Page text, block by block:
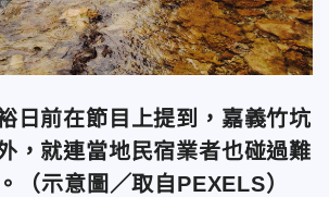
日前在節目上提到，嘉義竹坑
，就連當地民宿業者也碰過難
（示意圖／取自PEXELS）